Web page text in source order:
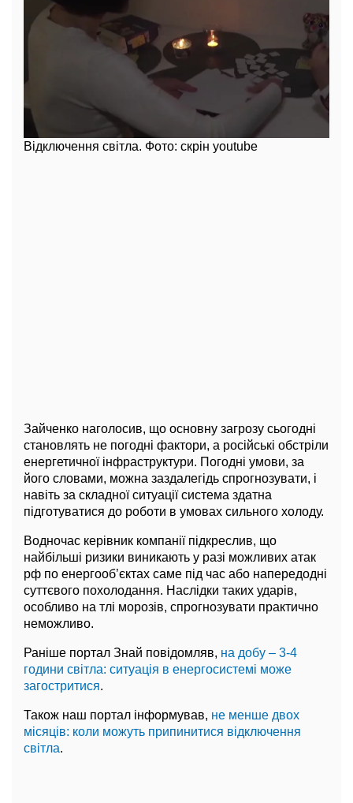
Відключення світла. Фото: скрін youtube
Зайченко наголосив, що основну загрозу сьогодні
становлять не погодні фактори, а російські обстріли
енергетичної інфраструктури. Погодні умови, за
його словами, можна заздалегідь спрогнозувати, і
навіть за складної ситуації система здатна
підготуватися до роботи в умовах сильного холоду.
Водночас керівник компанії підкреслив, що
найбільші ризики виникають у разі можливих атак
рф по енергооб’єктах саме під час або напередодні
суттєвого похолодання. Наслідки таких ударів,
особливо на тлі морозів, спрогнозувати практично
неможливо.
Раніше портал Знай повідомляв, на добу – 3-4
години світла: ситуація в енергосистемі може
загостритися.
Також наш портал інформував, не менше двох
місяців: коли можуть припинитися відключення
світла.